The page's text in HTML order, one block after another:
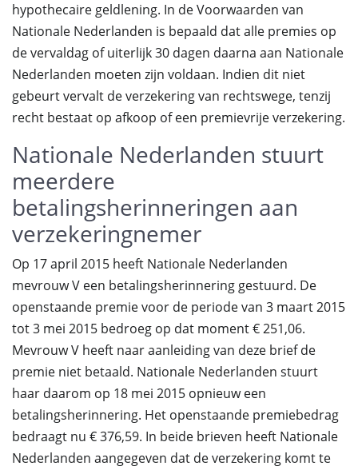
hypothecaire geldlening. In de Voorwaarden van
Nationale Nederlanden is bepaald dat alle premies op
de vervaldag of uiterlijk 30 dagen daarna aan Nationale
Nederlanden moeten zijn voldaan. Indien dit niet
gebeurt vervalt de verzekering van rechtswege, tenzij
recht bestaat op afkoop of een premievrije verzekering.
Nationale Nederlanden stuurt
meerdere
betalingsherinneringen aan
verzekeringnemer
Op 17 april 2015 heeft Nationale Nederlanden
mevrouw V een betalingsherinnering gestuurd. De
openstaande premie voor de periode van 3 maart 2015
tot 3 mei 2015 bedroeg op dat moment € 251,06.
Mevrouw V heeft naar aanleiding van deze brief de
premie niet betaald. Nationale Nederlanden stuurt
haar daarom op 18 mei 2015 opnieuw een
betalingsherinnering. Het openstaande premiebedrag
bedraagt nu € 376,59. In beide brieven heeft Nationale
Nederlanden aangegeven dat de verzekering komt te